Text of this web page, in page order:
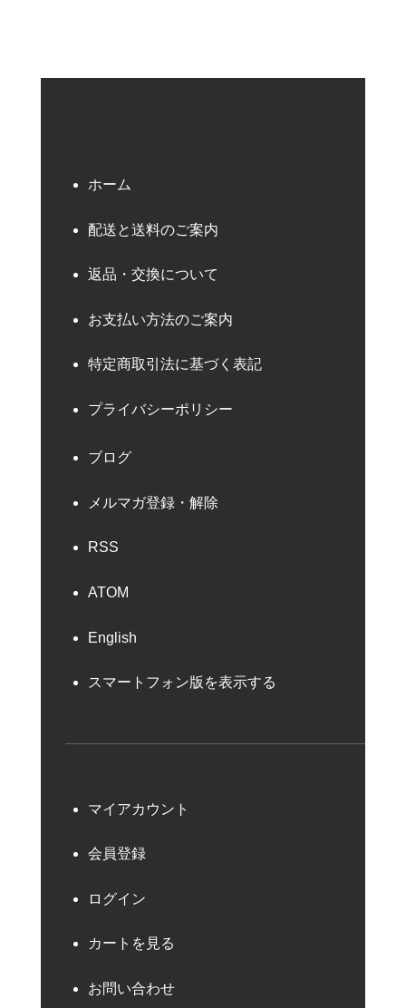
ホーム
配送と送料のご案内
返品・交換について
お支払い方法のご案内
特定商取引法に基づく表記
プライバシーポリシー
ブログ
メルマガ登録・解除
RSS
ATOM
English
スマートフォン版を表示する
マイアカウント
会員登録
ログイン
カートを見る
お問い合わせ